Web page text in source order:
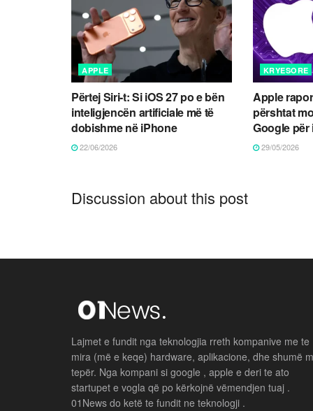
APPLE
Përtej Siri-t: Si iOS 27 po e bën
inteligjencën artificiale më të
dobishme në iPhone
22/06/2026
KRYESORE
Apple
përshtat
Google
29/05/2026
Discussion about this post
Lajmet e fundit nga teknologjia rreth kompanive me te
mira (më e keqe) hardware, aplikacione, dhe shumë
tepër. Nga kompani si google , apple e deri te ato
startupet e vogla që po kërkojnë vëmendjen tuaj .
01News do ketë te fundit ne teknologji .